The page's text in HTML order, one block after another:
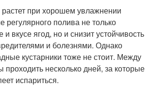
при хорошем увлажнении
регулярного полива не только
и вкусе ягод, но и снизит устойчивость
и болезнями. Однако
кустарники тоже не стоит. Между
несколько дней, за которые
испариться.